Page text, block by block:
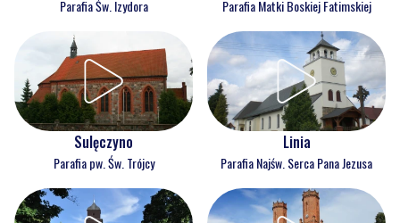
Parafia Św. Izydora Parafia Matki Boskiej Fatimskiej
Sulęczyno
Parafia pw. Św. Trójcy
Linia
Parafia Najśw. Serca Pana Jezusa